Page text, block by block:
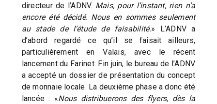
directeur de l’ADNV. Mais, pour l’instant, rien n’a
encore été décidé. Nous en sommes seulement
au stade de l’étude de faisabilité.» L’ADNV a
d’abord regardé ce qu’il se faisait ailleurs,
particulièrement en Valais, avec le récent
lancement du Farinet. Fin juin, le bureau de l’ADNV
a accepté un dossier de présentation du concept
de monnaie locale. La deuxième phase a donc été
lancée : «Nous distribuerons des flyers, dès la